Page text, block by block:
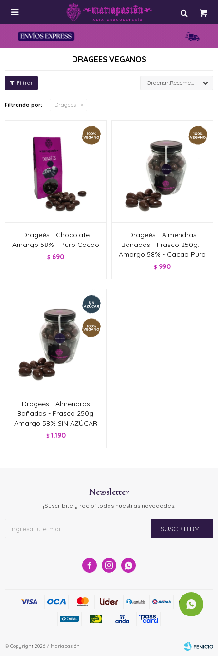

DRAGEES VEGANOS
Recomendados
Filtrando por: Dragees
Drageés - Chocolate
Amargo 58% - Puro Cacao
$ 690
Drageés - Almendras
Bañadas - Frasco 250g. -
Amargo 58% - Cacao Puro
$ 990
Drageés - Almendras
Bañadas - Frasco 250g.
Amargo 58% SIN AZÚCAR
$ 1.190
  
Newsletter
¡Suscribite y recibí todas nuestras novedades!
SUSCRIBIRME
© Copyright 2026 / Mariapasión